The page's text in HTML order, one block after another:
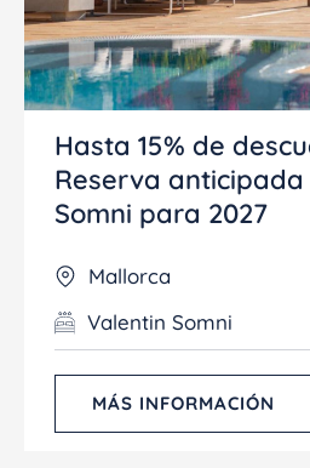
Hasta 15% de
Reserva
Somni para 2027
Mallorca
Valentin Somni
MÁS INFORMACIÓN